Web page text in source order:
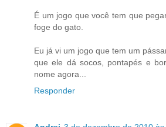
É um jogo que você tem que
foge do gato.
Eu já vi um jogo que tem um
que ele dá socos, pontapés e
nome agora...
Responder